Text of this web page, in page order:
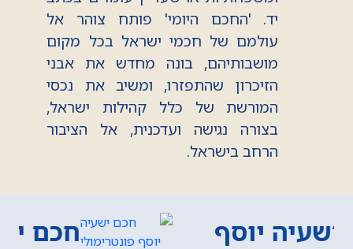
יד. 'החכם היומי' פותח צוהר אל
עולמם של חכמי ישראל בכל מקום
מושבותיהם, בונה מחדש את אבני
הזיכרון שהתפזרו, ומשיב את נכסי
המורשת של כלל קהילות ישראל,
בצורה נגישה ועדכנית, אל הציבור
הרחב בישראל.
חכם יצחק קובו